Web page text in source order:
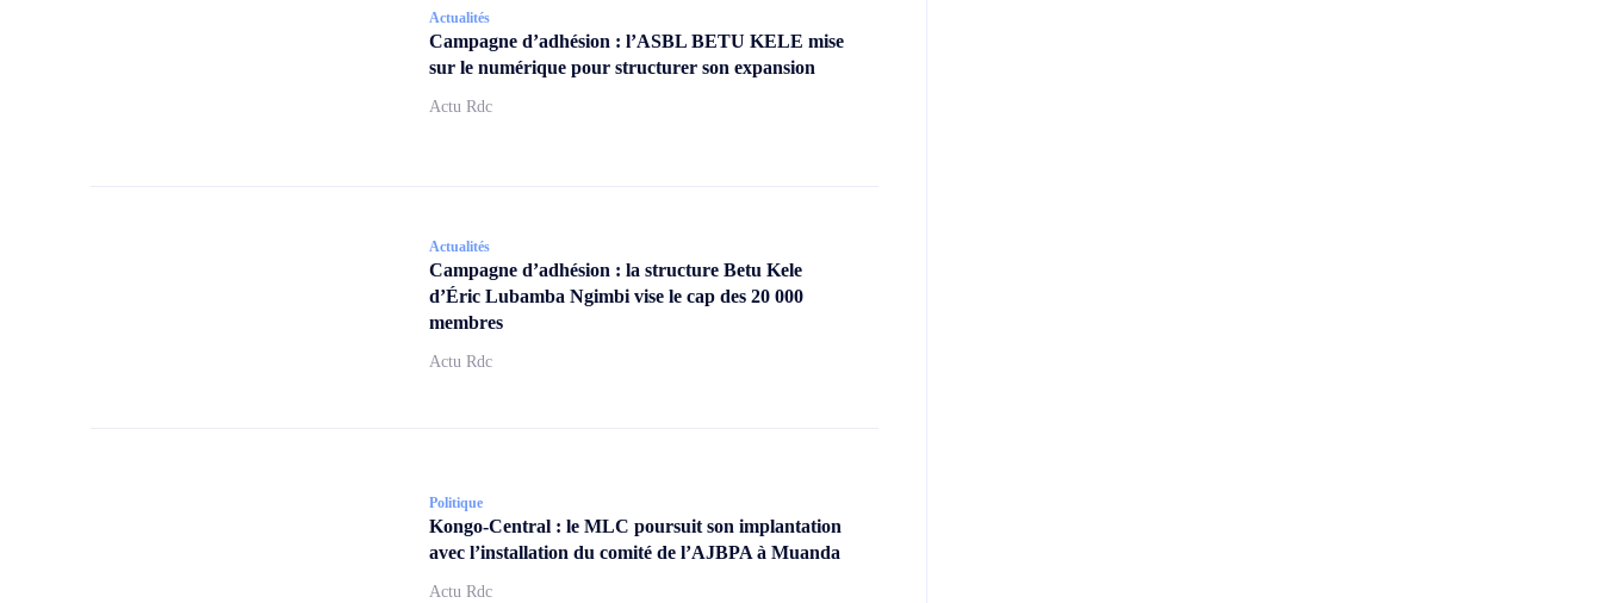
Actualités
Campagne d’adhésion : l’ASBL BETU KELE mise
sur le numérique pour structurer son expansion
Actu Rdc
Actualités
Campagne d’adhésion : la structure Betu Kele
d’Éric Lubamba Ngimbi vise le cap des 20 000
membres
Actu Rdc
Politique
Kongo-Central : le MLC poursuit son implantation
avec l’installation du comité de l’AJBPA à Muanda
Actu Rdc